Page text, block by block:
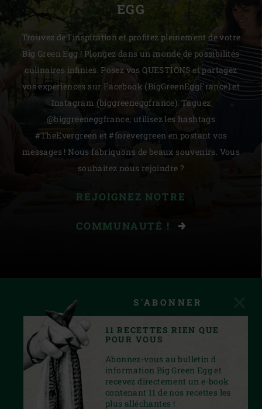
EGG
Trouvez de l'inspiration et profitez pleinement de votre
Big Green Egg ! Plongez dans un monde de possibilités
culinaires infinies. Posez vos QUESTIONS et partagez
vos expériences sur Facebook (BigGreenEggFrance) et
Instagram (biggreeneggfrance). Taguez
@biggreeneggfrance, utilisez les hashtags
#TheEvergreen et #forevergreen en postant vos
messages ! Nous fabriquons de beaux souvenirs. Vous
souhaitez nous rejoindre ?
REJOIGNEZ NOTRE
COMMUNAUTÉ !
S'ABONNER
11 RECETTES RIEN QUE
POUR VOUS
Abonnez-vous au bulletin d
information Big Green Egg et
recevez directement un e-book
contenant 11 de nos recettes les
plus alléchantes !